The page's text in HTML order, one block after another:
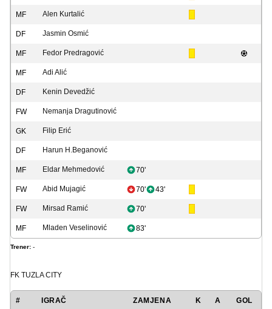
MF Alen Kurtalić
DF Jasmin Osmić
MF Fedor Predragović
MF Adi Alić
DF Kenin Devedžić
FW Nemanja Dragutinović
GK Filip Erić
DF Harun H.Beganović
MF Eldar Mehmedović 70'
FW Abid Mujagić 70' 43'
FW Mirsad Ramić 70'
MF Mladen Veselinović 83'
Trener: -
FK TUZLA CITY
# IGRAČ ZAMJENA K A GOL